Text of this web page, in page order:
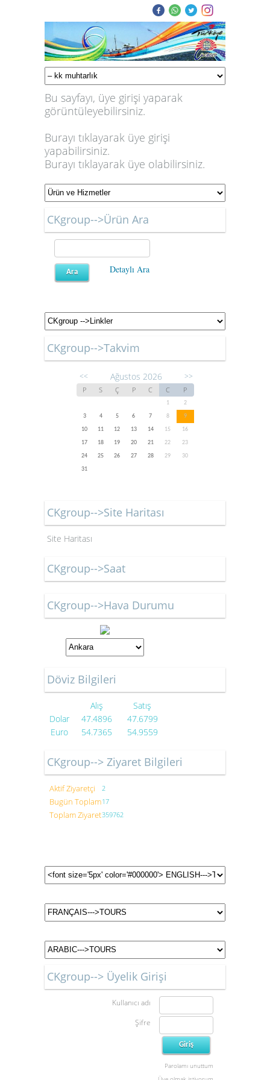
Bu sayfayı, üye girişi yaparak
görüntüleyebilirsiniz.
Burayı tıklayarak üye girişi
yapabilirsiniz.
Burayı tıklayarak üye olabilirsiniz.
CKgroup-->Ürün Ara
Detaylı Ara
CKgroup-->Takvim
<< Ağustos 2026 >>
P S Ç P C C P
1
2
3
4 5 6 7 8
9
10
11 12 13 14 15
16
17
18 19 20 21 22
23
24
25 26 27 28 29
30
31
CKgroup-->Site Haritası
Site Haritası
CKgroup-->Saat
CKgroup-->Hava Durumu
Döviz Bilgileri
Alış
Satış
Dolar
47.4896
47.6799
Euro
54.7365 54.9559
CKgroup--> Ziyaret Bilgileri
Aktif Ziyaretçi 2
Bugün Toplam17
Toplam Ziyaret359762
CKgroup--> Üyelik Girişi
Kullanıcı adı
Şifre
Parolamı unuttum